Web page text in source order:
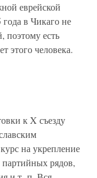
еврейской
года в Чикаго не
поэтому есть
этого человека.
к X съезду
на укрепление
партийных рядов,